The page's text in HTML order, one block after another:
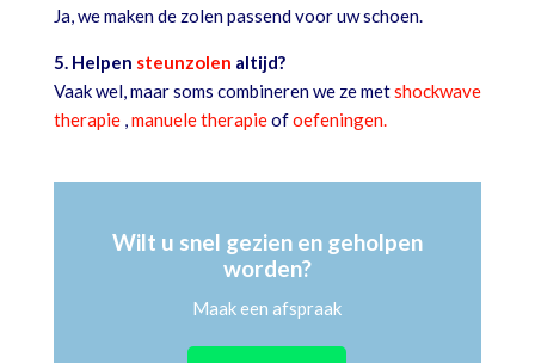
Ja, we maken de zolen passend voor uw schoen.
5. Helpen steunzolen altijd?
Vaak wel, maar soms combineren we ze metshockwave
therapie,manuele therapieofoefeningen.
Wilt u snel gezien en geholpen
worden?
Maak een afspraak